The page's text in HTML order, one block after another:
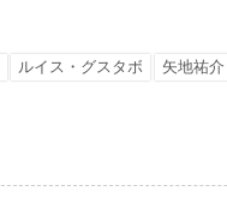
ルイス・グスタボ 矢地祐介